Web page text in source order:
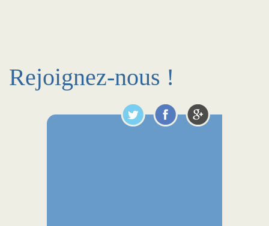
Rejoignez-nous !